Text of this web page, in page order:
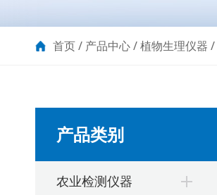
首页/ 产品中心/植物生理仪器 /
产品类别
农业检测仪器